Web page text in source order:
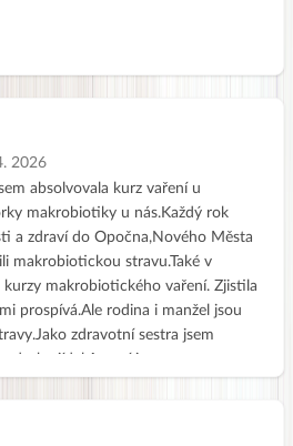
2026
absolvovala kurz vaření u
makrobiotiky u nás.Každý rok
a zdraví do Opočna,Nového Města
makrobiotickou stravu.Také v
kurzy makrobiotického vaření. Zjistila
prospívá.Ale rodina i manžel jsou
zdravotní sestra jsem
tak od ruky.Velmi si cením,že na